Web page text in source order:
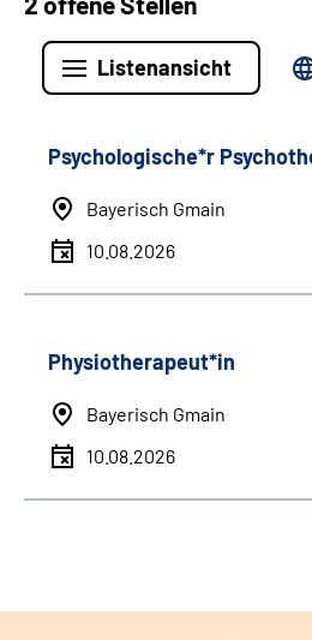
Listenansicht
Psychologische*r
Bayerisch Gmain
10.08.2026
Physiotherapeut*in
Bayerisch Gmain
10.08.2026